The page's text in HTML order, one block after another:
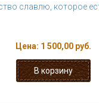
славлю, которое
Цена: 1 500,00 руб.